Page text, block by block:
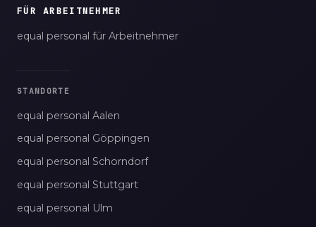
FÜR ARBEITNEHMER
equal personal für Arbeitnehmer
STANDORTE
equal personal Aalen
equal personal Göppingen
equal personal Schorndorf
equal personal Stuttgart
equal personal Ulm